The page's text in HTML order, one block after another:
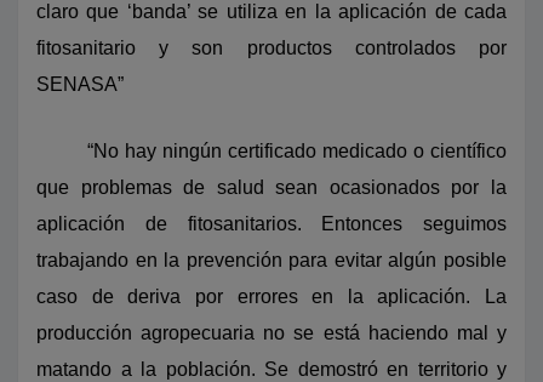
claro que ‘banda’ se utiliza en la aplicación de cada
fitosanitario y son productos controlados por
SENASA”
“No hay ningún certificado medicado o científico
que problemas de salud sean ocasionados por la
aplicación de fitosanitarios. Entonces seguimos
trabajando en la prevención para evitar algún posible
caso de deriva por errores en la aplicación. La
producción agropecuaria no se está haciendo mal y
matando a la población. Se demostró en territorio y